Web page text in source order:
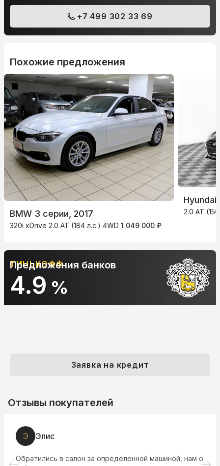
+7 499 302 33 69
Похожие предложения
BMW 3 серии, 2017
320i xDrive 2.0 AT (184 л.с.) 4WD 1 049 000 ₽
Hyundai
2.0 AT
АЛЬФА-БАНК
Предложения банков
Заявка на кредит
Отзывы покупателей
Э Элис
Обратились в салон за определенной машиной, нам о